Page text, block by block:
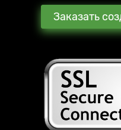
Заказать